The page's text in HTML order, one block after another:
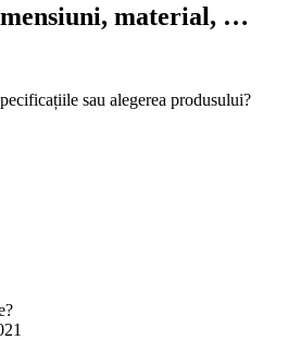
material, …
sau alegerea produsului?